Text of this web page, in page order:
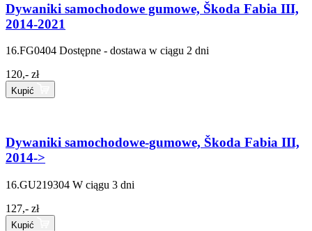
Dywaniki samochodowe gumowe, Škoda Fabia III,
2014-2021
16.FG0404 Dostępne - dostawa w ciągu 2 dni
120,- zł
Kupić
Dywaniki samochodowe-gumowe, Škoda Fabia III,
2014->
16.GU219304 W ciągu 3 dni
127,- zł
Kupić